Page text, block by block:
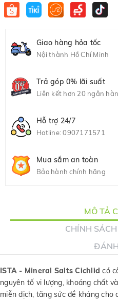
Giao hàng hỏa tốc
Nội thành Hồ Chí Minh
Trả góp 0% lãi suất
Liên kết hơn 20 ngân
Hỗ trợ 24/7
Hotline:0907171571
Mua sắm an toàn
Bảo hành chính hãng
MÔ TẢ
CHÍNH
ISTA - Mineral Salts Cichlid có
nguyên tố vi lượng, khoáng chất
miễn dịch, tăng sức đề kháng cho